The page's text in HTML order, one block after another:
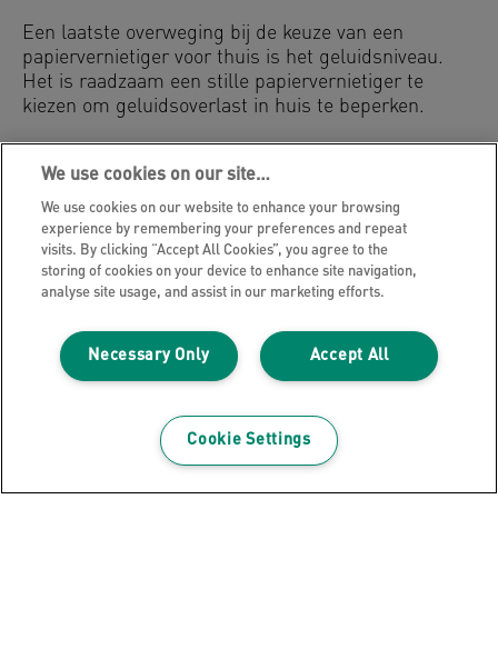
Een laatste overweging bij de keuze van een
papiervernietiger voor thuis is het geluidsniveau.
Het is raadzaam een stille papiervernietiger te
kiezen om geluidsoverlast in huis te beperken.
Ontvang de nieuwsbrief!
Blijf op de hoogte van nieuwe producten en speciale
aanbiedingen van Leitz. Gemakkelijk vanuit je inbox!
We use cookies on our site…
We use cookies on our website to enhance your browsing
experience by remembering your preferences and repeat
visits. By clicking “Accept All Cookies”, you agree to the
storing of cookies on your device to enhance site navigation,
analyse site usage, and assist in our marketing efforts.
Accept All
Necessary Only
Cookie Settings